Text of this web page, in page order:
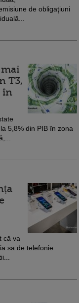
de obligaţiuni
T3,
în
5,8% din PIB în zona
că va
sa de telefonie